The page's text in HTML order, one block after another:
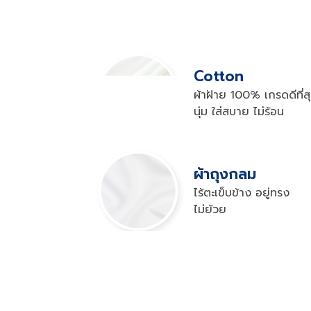
Cotton
ผ้าฝ้าย 100% เกรดดี
นุ่ม ใส่สบาย ไม่ร้อน
ผ้าถุงกลม
ไร้ตะเข็บข้าง อยู่ทรง
ไม่ย้วย